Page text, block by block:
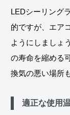
LEDシーリング
的ですが、エア
ようにしましょ
の寿命を縮める
換気の悪い場所
適正な使用